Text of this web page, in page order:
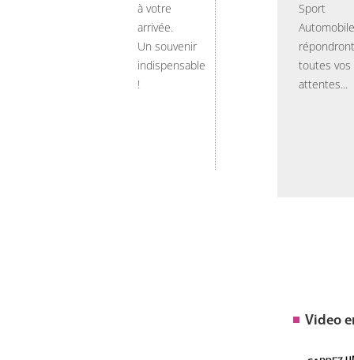
à votre
arrivée.
Un souvenir
indispensable
!
Sport
Automobile
toutes vos
attentes...
Video